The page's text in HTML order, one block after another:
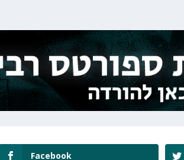
Facebook